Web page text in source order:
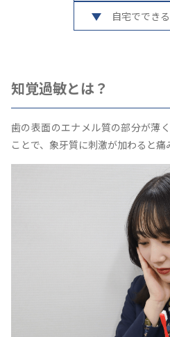
自宅ででき
知覚過敏とは？
歯の表面のエナメル質の部分が薄
ことで、象牙質に刺激が加わると痛